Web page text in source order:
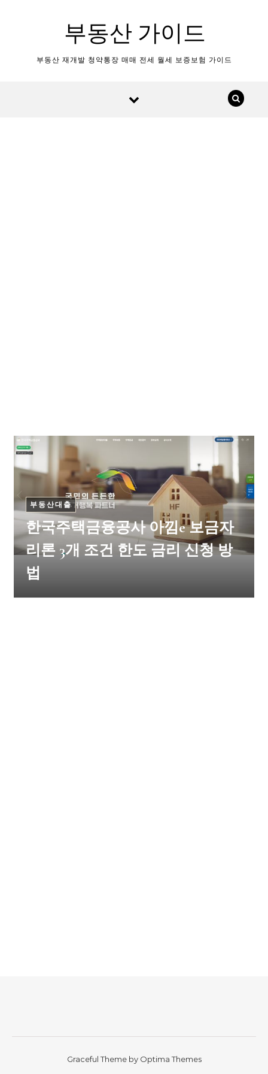
부동산 가이드
부동산 재개발 청약통장 매매 전세 월세 보증보험 가이드
부동산대출
한국주택금융공사 아낌e 보금자
리론 3개 조건 한도 금리 신청 방
법
Graceful Theme by Optima Themes